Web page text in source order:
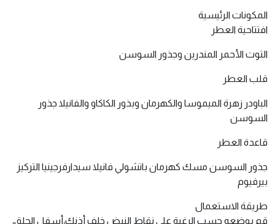
المكونات الرئيسية
افتتاحية العطر
التوت الأحمر المندرين وجذور السوسن
قلب العطر
الباودر زهرة الميموسا والكهرمان وبذور الكاكاو والفانيلا جذور
السوسن
قاعدة العطر
جذور السوسن مسك كهرمان باتشولي فانيلا سيدارفرجينيا التركيز
بيرفيوم
طريقة الاستعمال
قم بوضعه حسب الرغبة على نقاط النبض خلف أذنك،أسفل الحلق،